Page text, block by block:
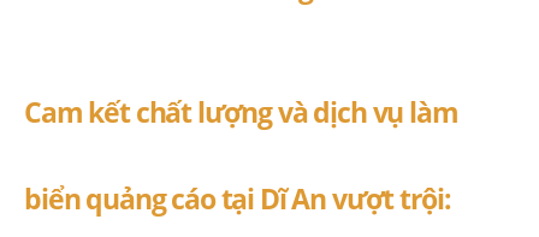
Cam kết chất lượng và dịch vụ làm
biển quảng cáo tại Dĩ An vượt trội: